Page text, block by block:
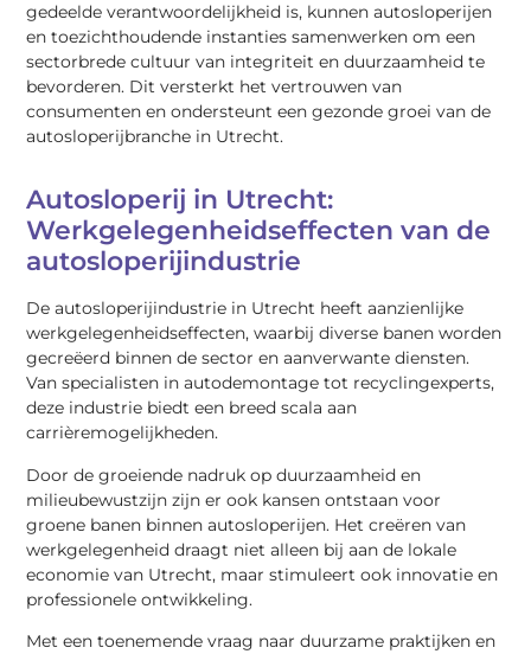
gedeelde verantwoordelijkheid is, kunnen autosloperijen
en toezichthoudende instanties samenwerken om een
sectorbrede cultuur van integriteit en duurzaamheid te
bevorderen. Dit versterkt het vertrouwen van
consumenten en ondersteunt een gezonde groei van de
autosloperijbranche in Utrecht.
Autosloperij in Utrecht:
Werkgelegenheidseffecten van de
autosloperijindustrie
De autosloperijindustrie in Utrecht heeft aanzienlijke
werkgelegenheidseffecten, waarbij diverse banen worden
gecreëerd binnen de sector en aanverwante diensten.
Van specialisten in autodemontage tot recyclingexperts,
deze industrie biedt een breed scala aan
carrièremogelijkheden.
Door de groeiende nadruk op duurzaamheid en
milieubewustzijn zijn er ook kansen ontstaan voor
groene banen binnen autosloperijen. Het creëren van
werkgelegenheid draagt niet alleen bij aan de lokale
economie van Utrecht, maar stimuleert ook innovatie en
professionele ontwikkeling.
Met een toenemende vraag naar duurzame praktijken en